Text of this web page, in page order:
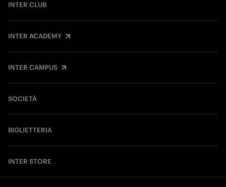
INTER CLUB
INTER ACADEMY
INTER CAMPUS
SOCIETÀ
BIGLIETTERIA
INTER STORE